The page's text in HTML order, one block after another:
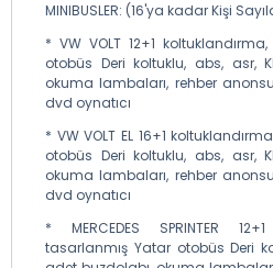
MINIBUSLER: (16'ya kadar Kişi
* VW VOLT 12+1
otobüs Deri koltuklu, abs, asr,
okuma lambaları, rehber
dvd oynatıcı
* VW VOLT EL 16+1
otobüs Deri koltuklu, abs, asr,
okuma lambaları, rehber
dvd oynatıcı
* MERCEDES SPRINTER
tasarlanmış Yatar otobüs Deri